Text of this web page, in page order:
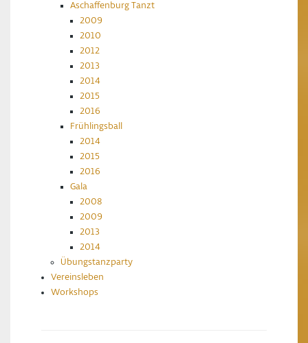
Aschaffenburg Tanzt
2009
2010
2012
2013
2014
2015
2016
Frühlingsball
2014
2015
2016
Gala
2008
2009
2013
2014
Übungstanzparty
Vereinsleben
Workshops